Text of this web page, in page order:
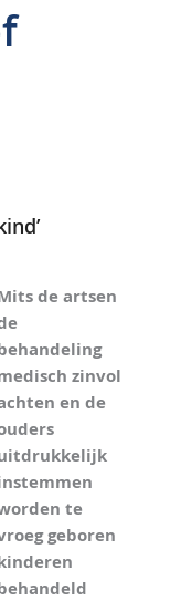
de artsen
zinvol
en de
te
geboren